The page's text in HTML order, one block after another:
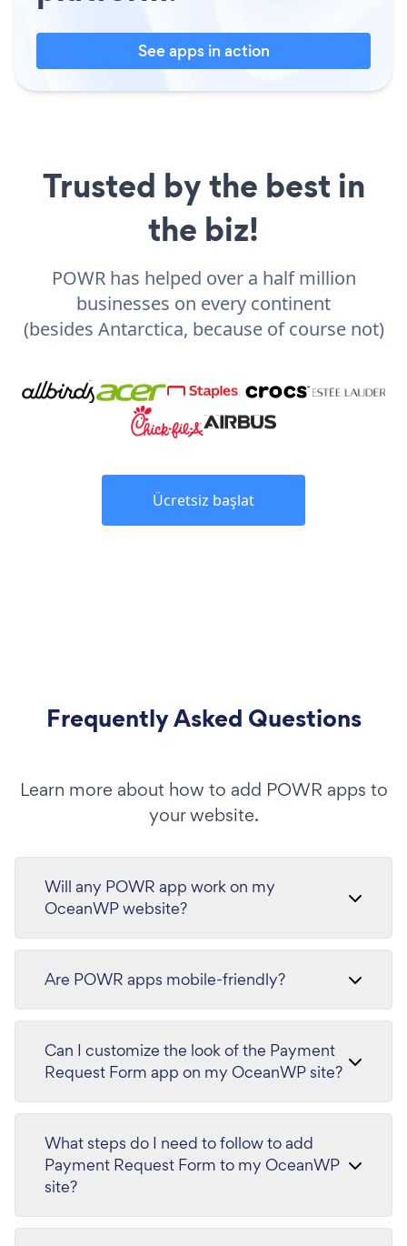
See apps in action
Trusted by the best in
the biz!
POWR has helped over a half million
businesses on every continent
(besides Antarctica, because of course not)
Ücretsiz başlat
Frequently Asked Questions
Learn more about how to add POWR apps to
your website.
Will any POWR app work on my
OceanWP website?
Are POWR apps mobile-friendly?
Can I customize the look of the Payment
Request Form app on my OceanWP site?
What steps do I need to follow to add
Payment Request Form to my OceanWP
site?